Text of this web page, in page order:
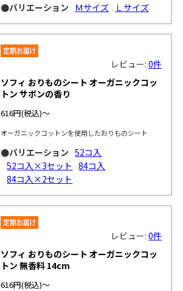
●バリエーション Ｍサイズ Ｌサイズ
レビュー:0件
ソフィ おりものシート オーガニックコッ
トン サボンの香り
616円(税込)～
オーガニックコットンを使用したおりものシート
●バリエーション 52コ入
52コ入×3セット
84コ入
84コ入×2セット
レビュー:0件
ソフィ おりものシート オーガニックコッ
トン 無香料 14cm
616円(税込)～